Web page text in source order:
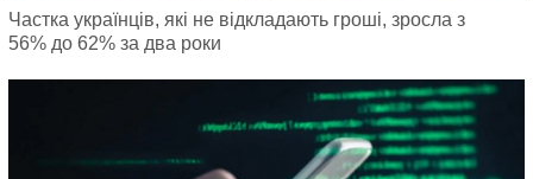
Частка українців, які не відкладають гроші, зросла з
56% до 62% за два роки